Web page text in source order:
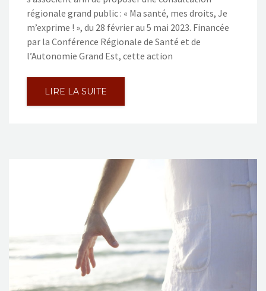
régionale grand public : « Ma santé, mes droits, Je
m’exprime ! », du 28 février au 5 mai 2023. Financée
par la Conférence Régionale de Santé et de
l’Autonomie Grand Est, cette action
LIRE LA SUITE